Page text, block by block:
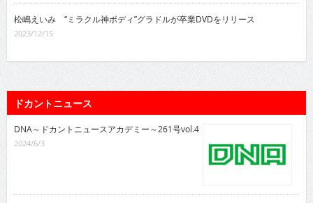
松嶋えいみ “ミラクル神ボディ”グラドルが卒業DVDをリリース
2023/12/15
ドカントニュース
DNA～ドカントニュースアカデミー～261号vol.4
2024/6/3